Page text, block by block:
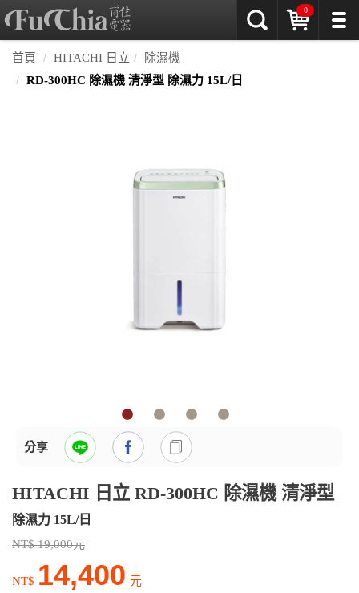
0
首頁 HITACHI 日立
除濕機
RD-300HC 除濕機 清淨型 除濕力 15L/日
分享
HITACHI 日立 RD-300HC 除濕機 清淨型
除濕力 15L/日
NT$ 19,000元
NT$ 14,400 元